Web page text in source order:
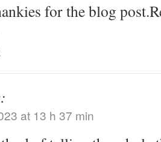
for the blog
at 13 h 37 min